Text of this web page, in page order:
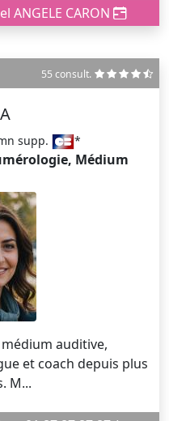
ANGELE CARON
55 consult.
supp. *
Médium
médium auditive,
et coach depuis plus
de 15 ans. M...